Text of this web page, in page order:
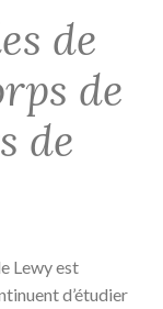
de
de
de
Lewy est
d’étudier